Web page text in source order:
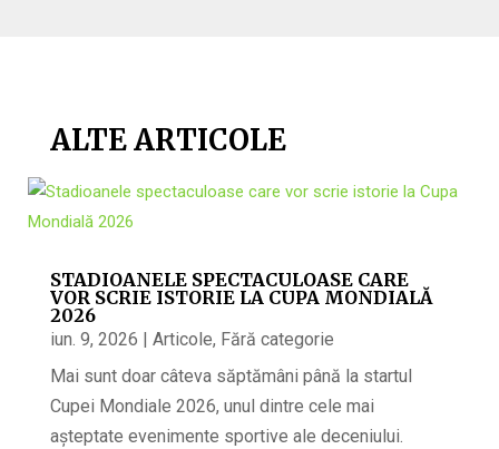
ALTE ARTICOLE
STADIOANELE SPECTACULOASE CARE
VOR SCRIE ISTORIE LA CUPA MONDIALĂ
2026
iun. 9, 2026 | Articole, Fără categorie
Mai sunt doar câteva săptămâni până la startul
Cupei Mondiale 2026, unul dintre cele mai
așteptate evenimente sportive ale deceniului.